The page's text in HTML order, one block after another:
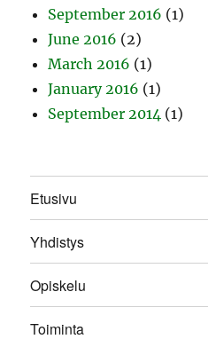
September 2016 (1)
June 2016 (2)
March 2016 (1)
January 2016 (1)
September 2014 (1)
Etusivu
Yhdistys
Opiskelu
Toiminta